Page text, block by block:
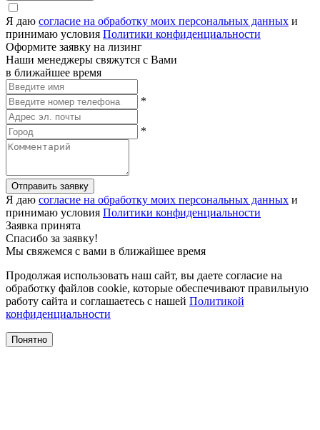
Я даю согласие на обработку моих персональных данных и
принимаю условия Политики конфиденциальности
Оформите заявку на лизинг
Наши менеджеры свяжутся с Вами
в ближайшее время
*
*
Отправить заявку
Я даю согласие на обработку моих персональных данных и
принимаю условия Политики конфиденциальности
Заявка принята
Спасибо за заявку!
Мы свяжемся с вами в ближайшее время
Продолжая использовать наш сайт, вы даете согласие на
обработку файлов cookie, которые обеспечивают правильную
работу сайта и соглашаетесь с нашей Политикой
конфиденциальности
Понятно